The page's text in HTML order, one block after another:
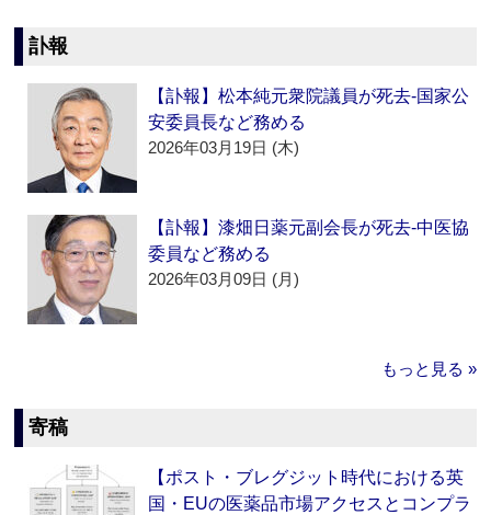
訃報
【訃報】松本純元衆院議員が死去‐国家公
安委員長など務める
2026年03月19日 (木)
【訃報】漆畑日薬元副会長が死去‐中医協
委員など務める
2026年03月09日 (月)
もっと見る »
寄稿
【ポスト・ブレグジット時代における英
国・EUの医薬品市場アクセスとコンプラ